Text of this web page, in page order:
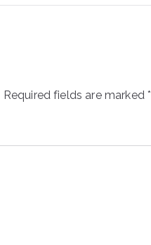
Required fields are marked*